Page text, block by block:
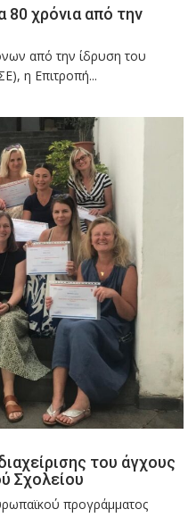
χρόνια από την
από την ίδρυση του
η Επιτροπή...
του άγχους
Σχολείου
προγράμματος